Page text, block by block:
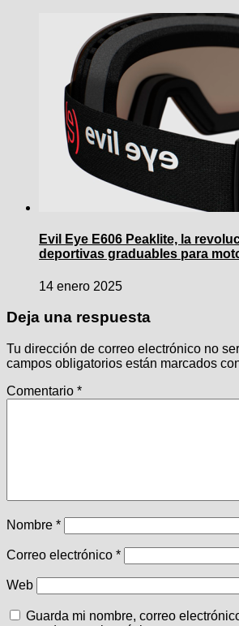
Evil Eye E606 Peaklite, la
deportivas graduables para
14 enero 2025
Deja una respuesta
Tu dirección de correo electrónico no
campos obligatorios están marcados
Comentario *
Nombre *
Correo electrónico *
Web
Guarda mi nombre, correo